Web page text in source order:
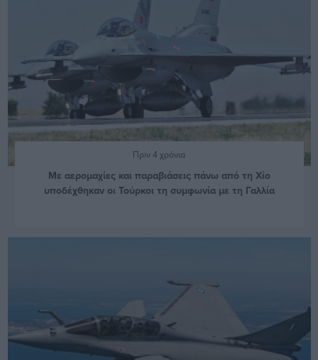
Πριν 4 χρόνια
Με αερομαχίες και παραβιάσεις πάνω από τη Χίο
υποδέχθηκαν οι Τούρκοι τη συμφωνία με τη Γαλλία